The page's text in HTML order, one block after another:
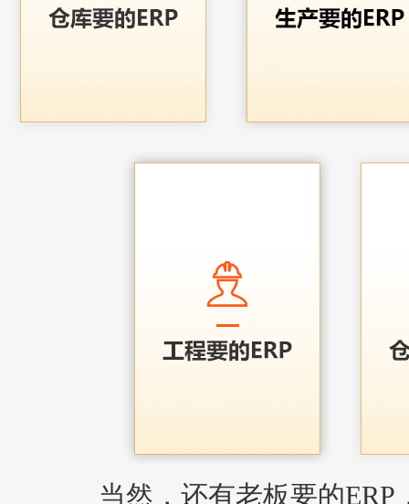
当然，还有老板要的ERP